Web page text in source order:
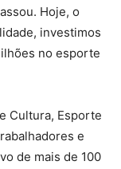
Hoje, o
investimos
no esporte
Cultura, Esporte
e
de mais de 100